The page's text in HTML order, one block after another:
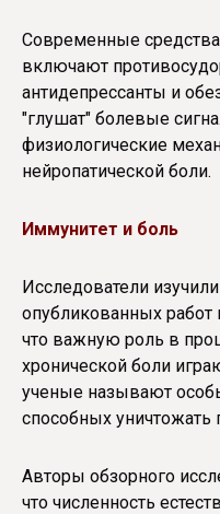
Современные
включают
антидепрессанты и
"глушат" болевые
физиологические
нейропатической боли.
Иммунитет и боль
Исследователи
опубликованных работ
что важную роль в
хронической боли
ученые называют
способных
Авторы обзорного
что численность